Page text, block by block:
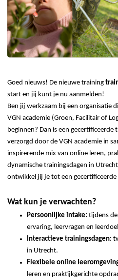
d
p
3
b
a
r
i
2
5
s
e
n
Goed nieuws! De nieuwe training
start en jij kunt je nu aanmelden!
Ben jij werkzaam bij een organisatie
VGN academie (Groen, Facilitair of
beginnen? Dan is een
verzorgd door de VGN academie in
inspirerende mix van online leren,
dynamische trainingsdagen in
ontwikkel jij je tot een gecertificeerde
Wat kun je verwachten?
Persoonlijke intake: tijdens
ervaring, leervragen en
Interactieve trainingsdagen:
in Utrecht.
Flexibele online
leren en praktijkgerichte